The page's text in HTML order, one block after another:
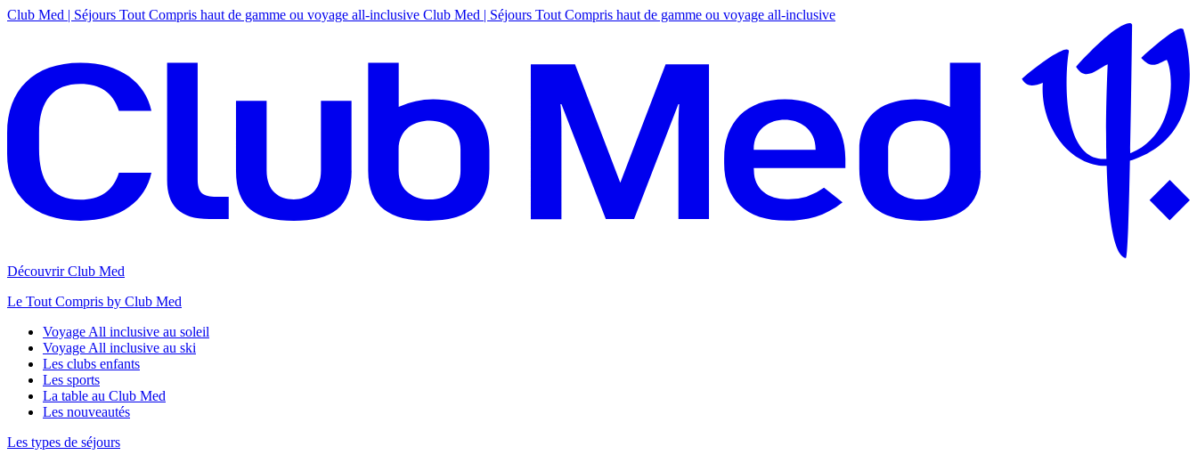
Club Med | Séjours Tout Compris haut de gamme ou voyage all-inclusive Club Med | Séjours Tout Compris haut de gamme ou voyage all-inclusive
Découvrir Club Med
Le Tout Compris by Club Med
Voyage All inclusive au soleil
Voyage All inclusive au ski
Les clubs enfants
Les sports
La table au Club Med
Les nouveautés
Les types de séjours